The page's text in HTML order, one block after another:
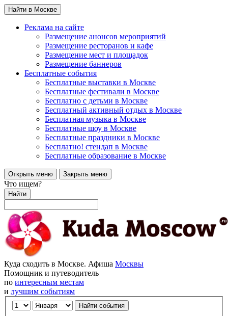
Найти в Москве
Реклама на сайте
Размещение анонсов мероприятий
Размещение ресторанов и кафе
Размещение мест и площадок
Размещение баннеров
Бесплатные события
Бесплатные выставки в Москве
Бесплатные фестивали в Москве
Бесплатно с детьми в Москве
Бесплатный активный отдых в Москве
Бесплатная музыка в Москве
Бесплатные шоу в Москве
Бесплатные праздники в Москве
Бесплатно! стендап в Москве
Бесплатные образование в Москве
Открыть меню Закрыть меню
Что ищем?
Найти
Куда сходить в Москве. Афиша Москвы
Помощник и путеводитель
по интересным местам
и лучшим событиям